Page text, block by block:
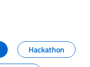
Hackathon